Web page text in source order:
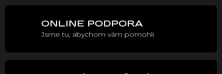
ONLINE PODPORA
Jsme tu, abychom vám pomohli